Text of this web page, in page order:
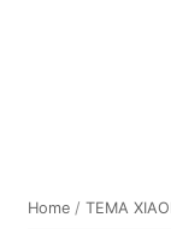
Home /TEMA